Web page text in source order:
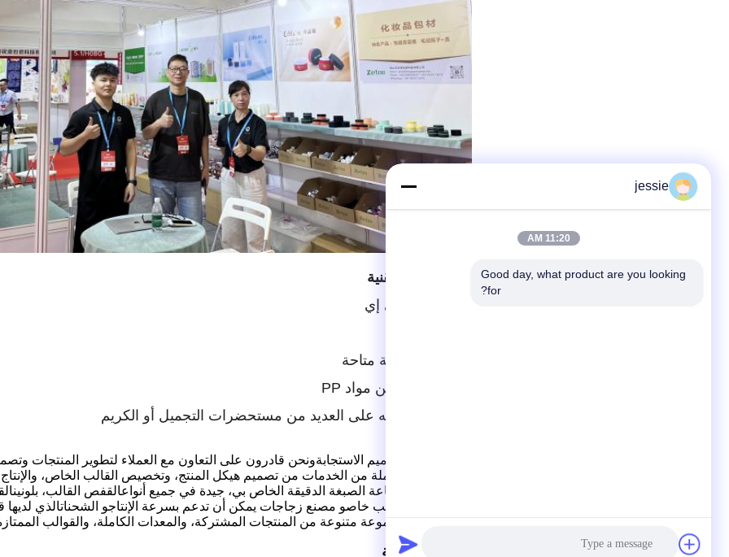
المواصفات التقنية
زجاجة مادة بي إي
طباعة مخصصة متاحة
مضخة/غطاء من مواد PP
يمكن استخدامه على العديد من مستحضرات التجميل أو الكريم
فريق تصميم الاستجابةونحن قادرون على التعاون مع العملاء لتطوير المنتجات
مجموعة كاملة من الخدمات من تصميم هيكل المنتج، وتخصيص القالب الخاص،
مصنع صناعة الصبغة الدقيقة الخاص بي، جيدة في جميع أنواعالقفص القالب، بلونين
مصنع أنابيب خاصو مصنع زجاجات يمكن أن تدعم بسرعة الإنتاجو الشحناتالذي لديها
لديهم مجموعة متنوعة من المنتجات المشتركة، والمعدات الكاملة، والقوالب
الأسئلة الشائعة
jessie
11:20 AM
Good day, what product are you looking
for?